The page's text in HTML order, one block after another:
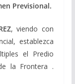
Previsional.
, viendo con
establezca
el Predio
la Frontera .